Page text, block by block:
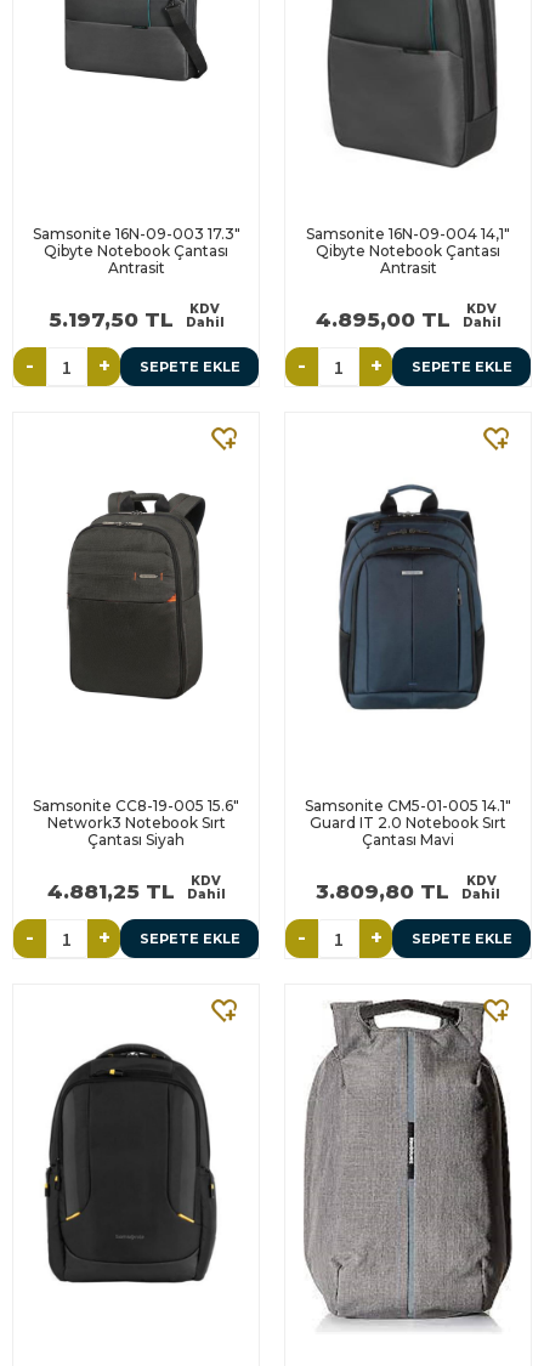
Samsonite 16N-09-003 17.3"
Qibyte Notebook Çantası
Antrasit
5.197,50 TL
KDV
Dahil
- + SEPETE EKLE
Samsonite 16N-09-004 14,1"
Qibyte Notebook Çantası
Antrasit
4.895,00 TL
KDV
Dahil
- + SEPETE EKLE
Samsonite CC8-19-005 15.6"
Network3 Notebook Sırt
Çantası Siyah
4.881,25 TL
KDV
Dahil
- + SEPETE EKLE
Samsonite CM5-01-005 14.1"
Guard IT 2.0 Notebook Sırt
Çantası Mavi
3.809,80 TL
KDV
Dahil
- + SEPETE EKLE